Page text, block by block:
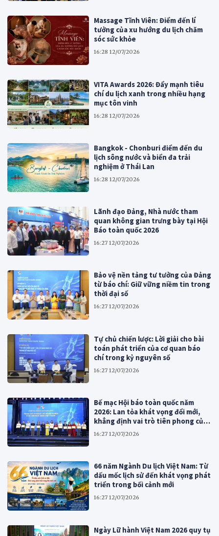
Massage Tĩnh Viên: Điểm đến lí
tưởng của xu hướng du lịch chăm
sóc sức khỏe
16:28 12/07/2026
VITA Awards 2026: Đẩy mạnh tiêu
chí du lịch xanh trong nhiều hạng
mục tôn vinh
16:28 12/07/2026
Bangkok - Chonburi điểm đến du
lịch sông nước và biển đa trải
nghiệm ở Thái Lan
16:28 12/07/2026
Lãnh đạo Đảng, Nhà nước tham
quan không gian trưng bày tại Hội
Báo toàn quốc 2026
16:27 12/07/2026
Bảo vệ nền tảng tư tưởng của Đảng
từ báo chí: Giữ vững niềm tin trong
thời đại số
16:27 12/07/2026
Tự chủ chiến lược: Lời giải cho bài
toán phát triển của cơ quan báo
chí trong kỷ nguyên số
16:27 12/07/2026
Bế mạc Hội báo toàn quốc năm
2026: Lan tỏa khát vọng đổi mới,
khẳng định vai trò tiên phong của
báo chí cách mạng Việt Nam
16:27 12/07/2026
66 năm Ngành Du lịch Việt Nam: Từ
dấu mốc lịch sử đến khát vọng phát
triển trong bối cảnh mới
16:27 12/07/2026
Ngày Lữ hành Việt Nam 2026 quy tụ